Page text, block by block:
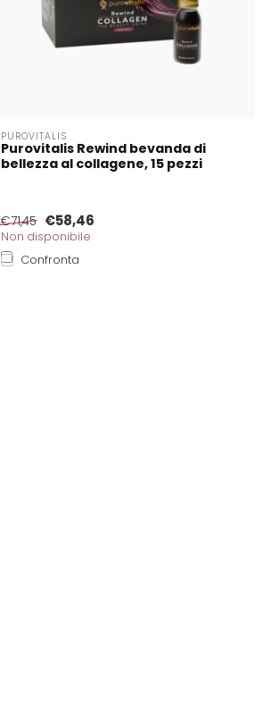
PUROVITALIS
Purovitalis Rewind bevanda di
bellezza al collagene, 15 pezzi
€71,45 €58,46
Non disponibile
Confronta